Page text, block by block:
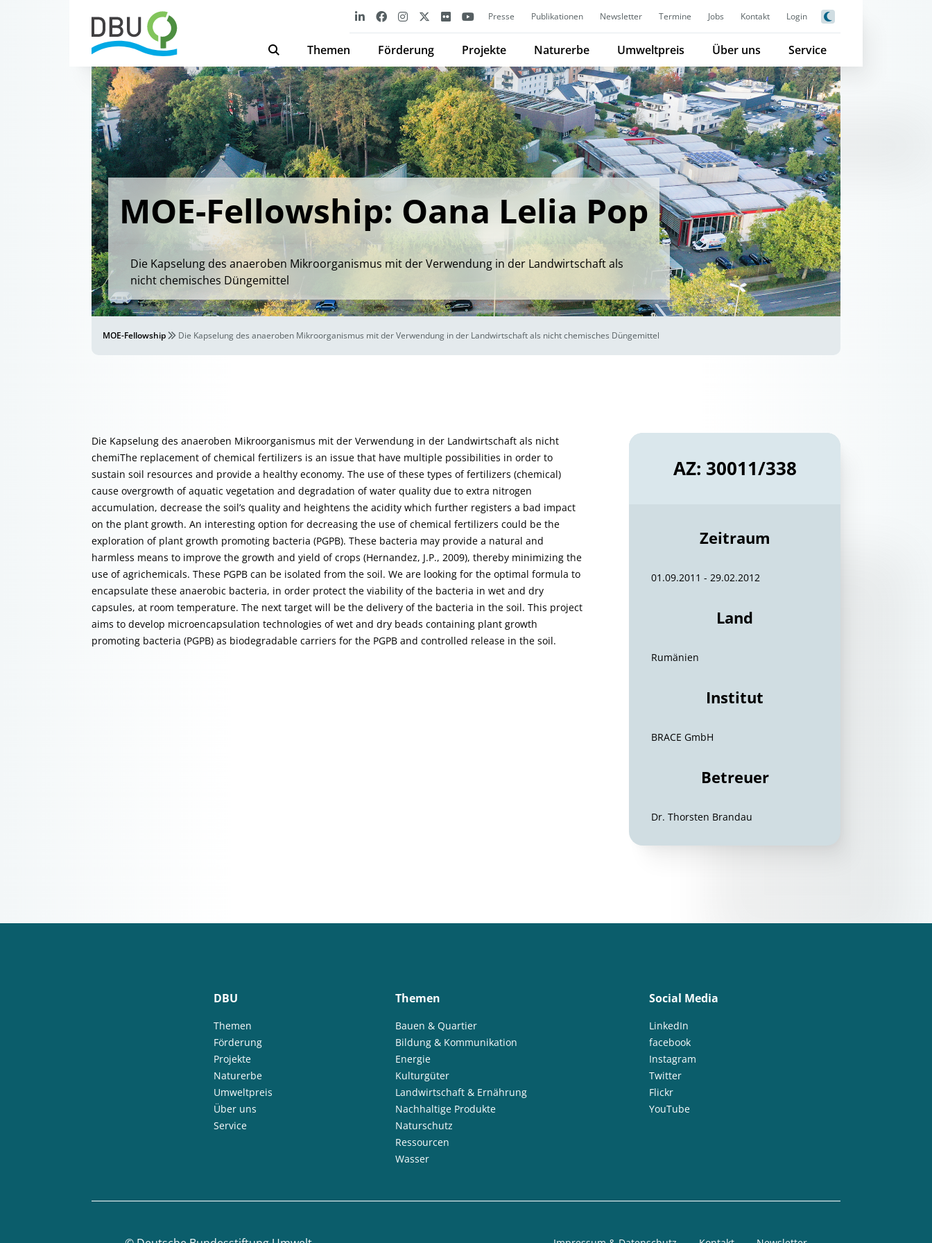
Presse Publikationen Newsletter Termine Jobs Kontakt Login
Themen Förderung Projekte Naturerbe Umweltpreis Über uns Service
MOE-Fellowship: Oana Lelia Pop
Die Kapselung des anaeroben Mikroorganismus mit der Verwendung in der Landwirtschaft als
nicht chemisches Düngemittel
MOE-Fellowship Die Kapselung des anaeroben Mikroorganismus mit der Verwendung in der Landwirtschaft als nicht chemisches Düngemittel
Die Kapselung des anaeroben Mikroorganismus mit der Verwendung in der Landwirtschaft als nicht
chemiThe replacement of chemical fertilizers is an issue that have multiple possibilities in order to
sustain soil resources and provide a healthy economy. The use of these types of fertilizers (chemical)
cause overgrowth of aquatic vegetation and degradation of water quality due to extra nitrogen
accumulation, decrease the soil’s quality and heightens the acidity which further registers a bad impact
on the plant growth. An interesting option for decreasing the use of chemical fertilizers could be the
exploration of plant growth promoting bacteria (PGPB). These bacteria may provide a natural and
harmless means to improve the growth and yield of crops (Hernandez, J.P., 2009), thereby minimizing the
use of agrichemicals. These PGPB can be isolated from the soil. We are looking for the optimal formula to
encapsulate these anaerobic bacteria, in order protect the viability of the bacteria in wet and dry
capsules, at room temperature. The next target will be the delivery of the bacteria in the soil. This project
aims to develop microencapsulation technologies of wet and dry beads containing plant growth
promoting bacteria (PGPB) as biodegradable carriers for the PGPB and controlled release in the soil.
AZ: 30011/338
Zeitraum
01.09.2011 - 29.02.2012
Land
Rumänien
Institut
BRACE GmbH
Betreuer
Dr. Thorsten Brandau
DBU
Themen
Förderung
Projekte
Naturerbe
Umweltpreis
Über uns
Service
Themen
Bauen & Quartier
Bildung & Kommunikation
Energie
Kulturgüter
Landwirtschaft & Ernährung
Nachhaltige Produkte
Naturschutz
Ressourcen
Wasser
Social Media
LinkedIn
facebook
Instagram
Twitter
Flickr
YouTube